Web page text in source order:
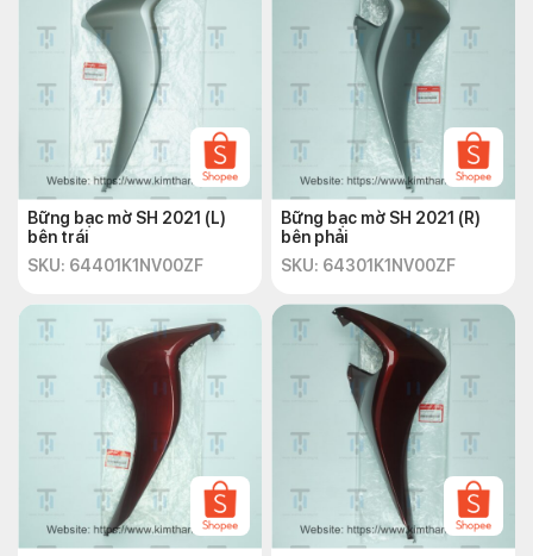
Bững bạc mờ SH 2021 (L)
bên trái
SKU: 64401K1NV00ZF
Bững bạc mờ SH 2021 (R)
bên phải
SKU: 64301K1NV00ZF